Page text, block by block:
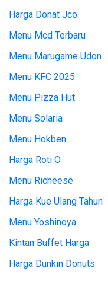
Harga Donat Jco
Menu Mcd Terbaru
Menu Marugame Udon
Menu KFC 2025
Menu Pizza Hut
Menu Solaria
Menu Hokben
Harga Roti O
Menu Richeese
Harga Kue Ulang Tahun
Menu Yoshinoya
Kintan Buffet Harga
Harga Dunkin Donuts